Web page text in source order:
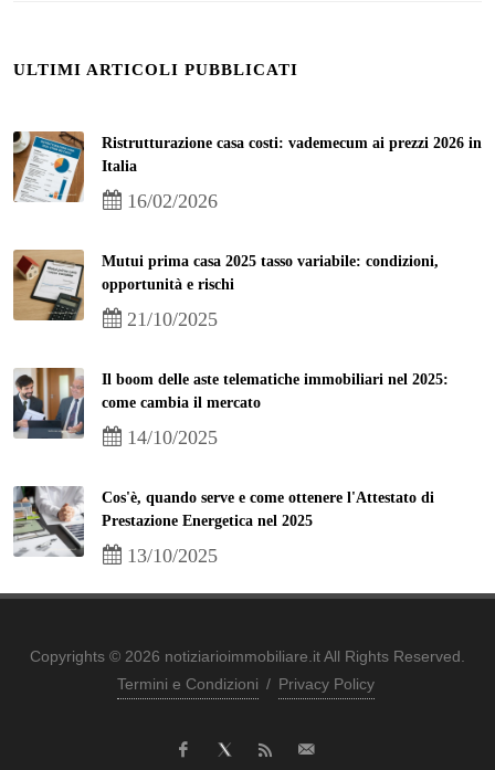
ULTIMI ARTICOLI PUBBLICATI
Ristrutturazione casa costi: vademecum ai prezzi 2026 in
Italia
16/02/2026
Mutui prima casa 2025 tasso variabile: condizioni,
opportunità e rischi
21/10/2025
Il boom delle aste telematiche immobiliari nel 2025:
come cambia il mercato
14/10/2025
Cos'è, quando serve e come ottenere l'Attestato di
Prestazione Energetica nel 2025
13/10/2025
Copyrights © 2026 notiziarioimmobiliare.it All Rights Reserved.
Termini e Condizioni / Privacy Policy